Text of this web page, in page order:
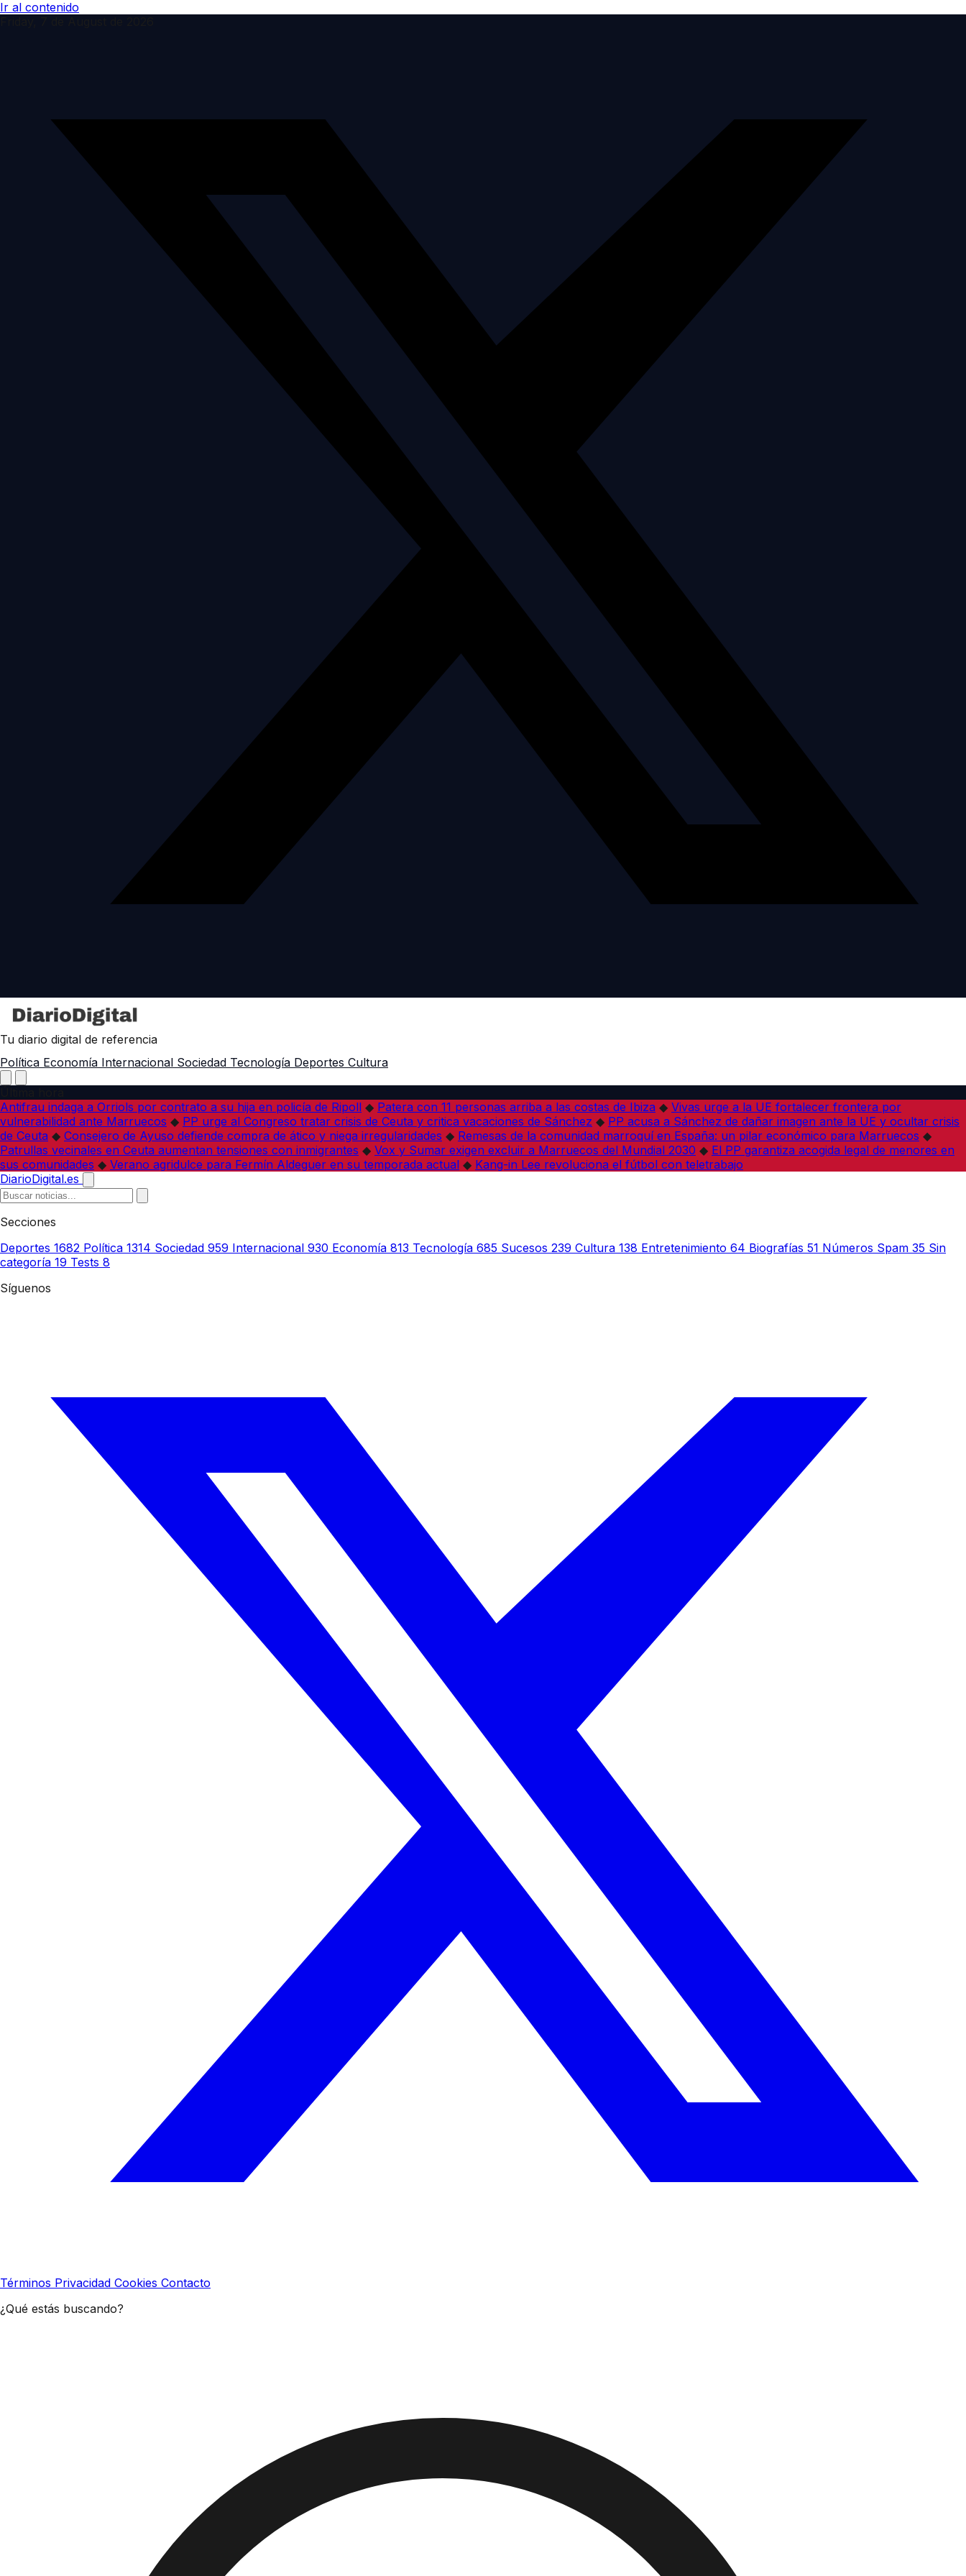
Ir al contenido
Tu diario digital de referencia
Política Economía Internacional Sociedad Tecnología Deportes Cultura
Antifrau indaga a Orriols por contrato a su hija en policía de Ripoll ◆ Patera con 11 personas arriba a las costas de Ibiza ◆ Vivas urge a la UE fortalecer frontera por
vulnerabilidad ante Marruecos ◆ PP urge al Congreso tratar crisis de Ceuta y critica vacaciones de Sánchez ◆ PP acusa a Sánchez de dañar imagen ante la UE y ocultar crisis
de Ceuta ◆ Consejero de Ayuso defiende compra de ático y niega irregularidades ◆ Remesas de la comunidad marroquí en España: un pilar económico para Marruecos ◆
Patrullas vecinales en Ceuta aumentan tensiones con inmigrantes ◆ Vox y Sumar exigen excluir a Marruecos del Mundial 2030 ◆ El PP garantiza acogida legal de menores en
sus comunidades ◆ Verano agridulce para Fermín Aldeguer en su temporada actual ◆ Kang-in Lee revoluciona el fútbol con teletrabajo
DiarioDigital.es
Secciones
Deportes 1682 Política 1314 Sociedad 959 Internacional 930 Economía 813 Tecnología 685 Sucesos 239 Cultura 138 Entretenimiento 64 Biografías 51 Números Spam 35 Sin
categoría 19 Tests 8
Síguenos
Términos Privacidad Cookies Contacto
¿Qué estás buscando?